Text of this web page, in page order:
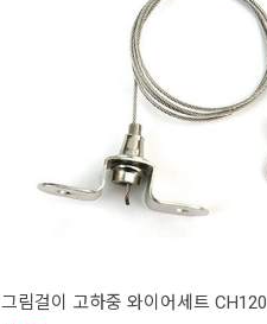
그림걸이 고하중 와이어세트 CH120